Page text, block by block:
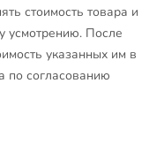
стоимость товара и
усмотрению. После
указанных им в
по согласованию